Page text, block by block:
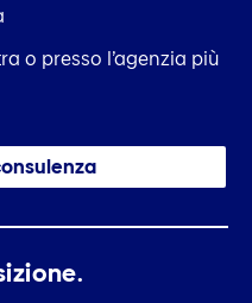
o presso l’agenzia più